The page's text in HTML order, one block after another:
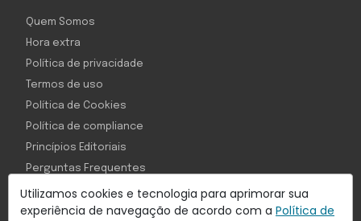
Utilizamos cookies e tecnologia para aprimorar sua
experiência de navegação de acordo com a Política de
Quem Somos
Hora extra
Política de privacidade
Termos de uso
Política de Cookies
Política de compliance
Princípios Editoriais
Perguntas Frequentes